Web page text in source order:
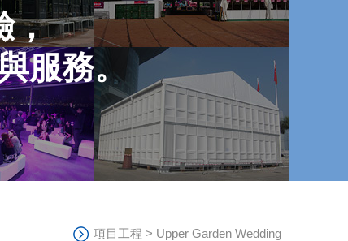
，
服務。
項目工程 > Upper Garden Wedding